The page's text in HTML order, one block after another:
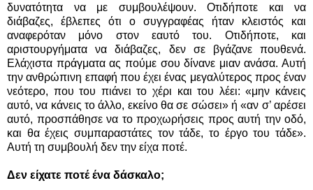
δυνατότητα να με συμβουλέψουν. Οτιδήποτε και να
διάβαζες, έβλεπες ότι ο συγγραφέας ήταν κλειστός και
αναφερόταν μόνο στον εαυτό του. Οτιδήποτε, και
αριστουργήματα να διάβαζες, δεν σε βγάζανε πουθενά.
Ελάχιστα πράγματα ας πούμε σου δίνανε μιαν ανάσα. Αυτή
την ανθρώπινη επαφή που έχει ένας μεγαλύτερος προς έναν
νεότερο, που του πιάνει το χέρι και του λέει: «μην κάνεις
αυτό, να κάνεις το άλλο, εκείνο θα σε σώσει» ή «αν σ’ αρέσει
αυτό, προσπάθησε να το προχωρήσεις προς αυτή την οδό,
και θα έχεις συμπαραστάτες τον τάδε, το έργο του τάδε».
Αυτή τη συμβουλή δεν την είχα ποτέ.
Δεν είχατε ποτέ ένα δάσκαλο;